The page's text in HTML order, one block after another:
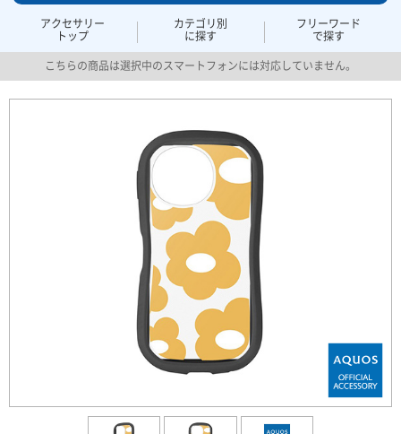
アクセサリー
トップ
カテゴリ別
に探す
フリーワード
で探す
こちらの商品は選択中のスマートフォンには対応していません。